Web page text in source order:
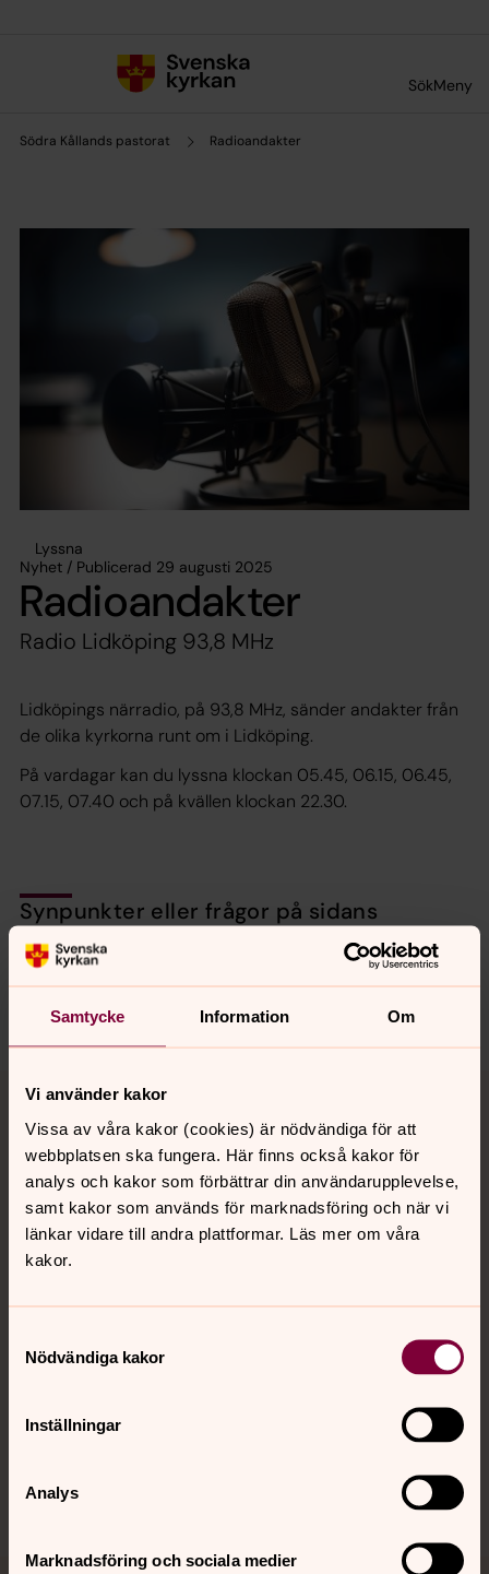
Samtycke Information Om
Vi använder kakor
Vissa av våra kakor (cookies) är nödvändiga för att
webbplatsen ska fungera. Här finns också kakor för
analys och kakor som förbättrar din användarupplevelse,
samt kakor som används för marknadsföring och när vi
länkar vidare till andra plattformar. Läs mer om våra
kakor.
Nödvändiga kakor
Inställningar
Analys
Marknadsföring och sociala medier
SökMeny
Södra Kållands pastorat Radioandakter
Lyssna
Nyhet / Publicerad 29 augusti 2025
Radioandakter
Radio Lidköping 93,8 MHz
Lidköpings närradio, på 93,8 MHz, sänder andakter från
de olika kyrkorna runt om i Lidköping.
På vardagar kan du lyssna klockan 05.45, 06.15, 06.45,
07.15, 07.40 och på kvällen klockan 22.30.
Synpunkter eller frågor på sidans
innehåll?
sodrakallands.pastorat@svenskakyrkan.se
Dela
Kontakt
Kalender
Hitta snabbt
Sociala kanaler